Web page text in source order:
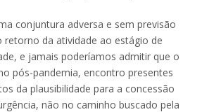
conjuntura adversa e sem previsão
retorno da atividade ao estágio de
e jamais poderíamos admitir que o
pós-pandemia, encontro presentes
da plausibilidade para a concessão
não no caminho buscado pela